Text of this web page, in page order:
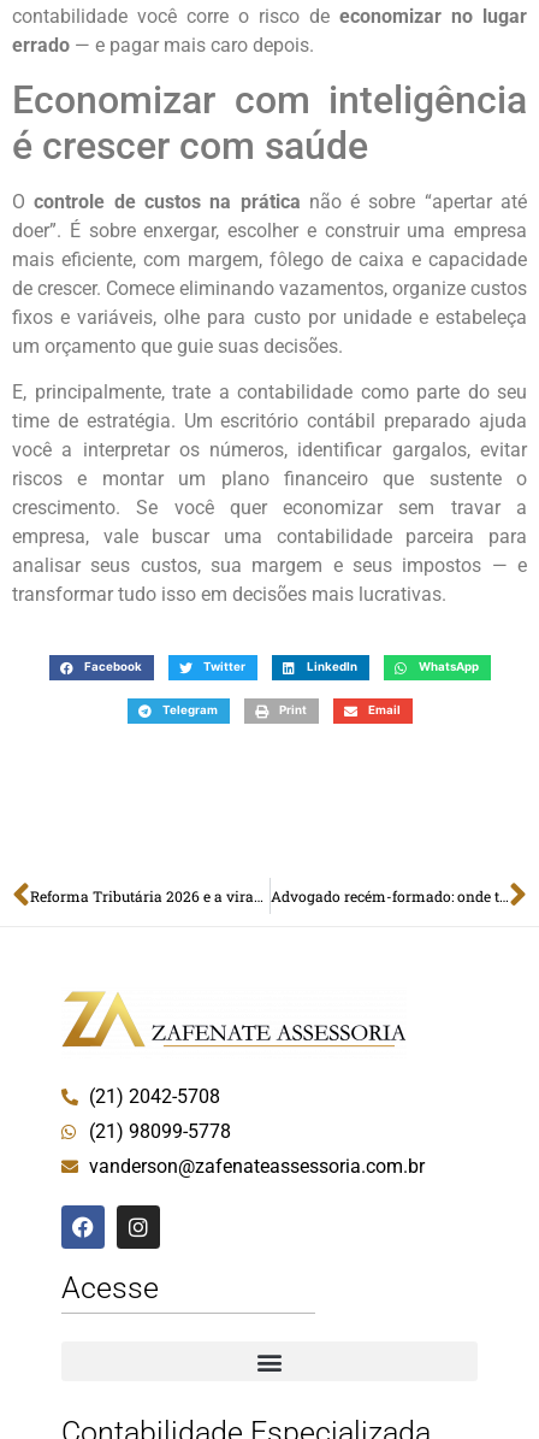
contabilidade você corre o risco de economizar no lugar
errado — e pagar mais caro depois.
Economizar com inteligência
é crescer com saúde
Ocontrole de custos na prática não é sobre “apertar até
doer”. É sobre enxergar, escolher e construir uma empresa
mais eficiente, com margem, fôlego de caixa e capacidade
de crescer. Comece eliminando vazamentos, organize custos
fixos e variáveis, olhe para custo por unidade e estabeleça
um orçamento que guie suas decisões.
E, principalmente, trate a contabilidade como parte do seu
time de estratégia. Um escritório contábil preparado ajuda
você a interpretar os números, identificar gargalos, evitar
riscos e montar um plano financeiro que sustente o
crescimento. Se você quer economizar sem travar a
empresa, vale buscar uma contabilidade parceira para
analisar seus custos, sua margem e seus impostos — e
transformar tudo isso em decisões mais lucrativas.
Facebook Twitter LinkedIn WhatsApp
Telegram Print Email
Reforma Tributária 2026 e a virada dos impostos: como se preparar sem complicação Advogado recém-formado: onde trabalhar, como começar a ganhar dinheiro e quando vale abrir CNPJ
(21) 2042-5708
(21) 98099-5778
vanderson@zafenateassessoria.com.br
Acesse